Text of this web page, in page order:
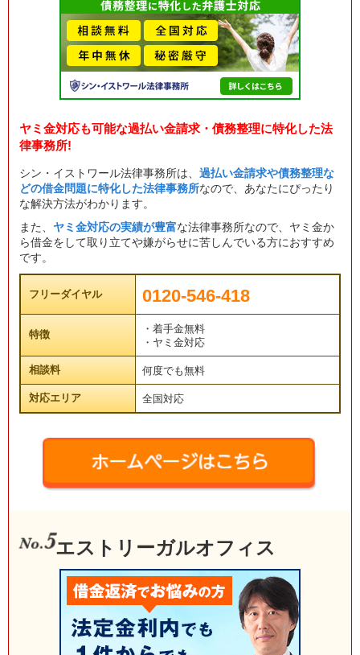
ヤミ金対応も可能な過払い金請求・債務整理に特化した法
律事務所!
シン・イストワール法律事務所は、 過払い金請求や債務整理な
どの借金問題に特化した法律事務所なので、あなたにぴったり
な解決方法がわかります。
また、 ヤミ金対応の実績が豊富な法律事務所なので、ヤミ金か
ら借金をして取り立てや嫌がらせに苦しんでいる方におすすめ
です。
フリーダイヤル 0120-546-418
特徴
・着手金無料
・ヤミ金対応
相談料 何度でも無料
対応エリア 全国対応
エストリーガルオフィス